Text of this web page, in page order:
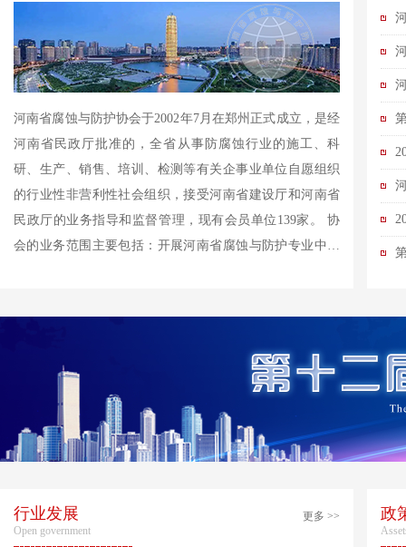
河南省腐蚀与防护协会于2002年7月在郑州正式成立，是经
河南省民政厅批准的，全省从事防腐蚀行业的施工、科
研、生产、销售、培训、检测等有关企事业单位自愿组织
的行业性非营利性社会组织，接受河南省建设厅和河南省
民政厅的业务指导和监督管理，现有会员单位139家。 协
会的业务范围主要包括：开展河南省腐蚀与防护专业中级
6
更多 >>
行业发展
Open government
政